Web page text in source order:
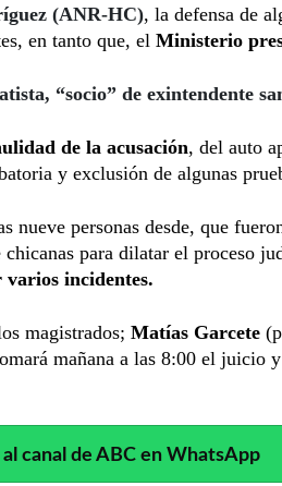
(ANR-HC), la defensa de
en tanto que, el Ministerio
“socio” de exintendente
de la acusación, del auto
y exclusión de algunas
nueve personas desde, que
chicanas para dilatar el proceso
varios incidentes.
magistrados; Matías Garcete
mañana a las 8:00 el juicio
canal de ABC en WhatsApp